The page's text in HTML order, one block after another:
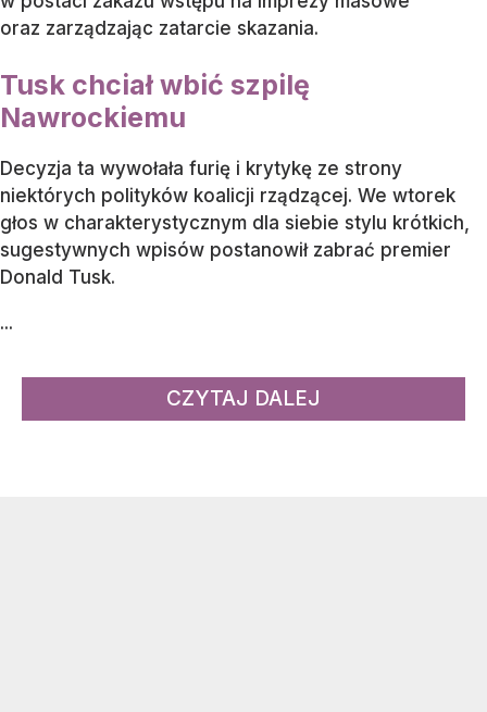
oraz zarządzając zatarcie skazania.
Tusk chciał wbić szpilę
Nawrockiemu
Decyzja ta wywołała furię i krytykę ze strony
niektórych polityków koalicji rządzącej. We wtorek
głos w charakterystycznym dla siebie stylu krótkich,
sugestywnych wpisów postanowił zabrać premier
Donald Tusk.
...
CZYTAJ DALEJ